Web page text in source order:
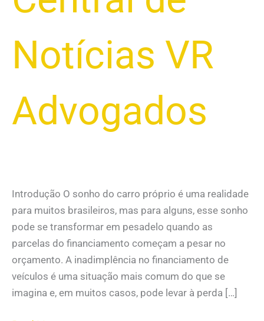
Notícias VR
Advogados
Introdução O sonho do carro próprio é uma realidade
para muitos brasileiros, mas para alguns, esse sonho
pode se transformar em pesadelo quando as
parcelas do financiamento começam a pesar no
orçamento. A inadimplência no financiamento de
veículos é uma situação mais comum do que se
imagina e, em muitos casos, pode levar à perda […]